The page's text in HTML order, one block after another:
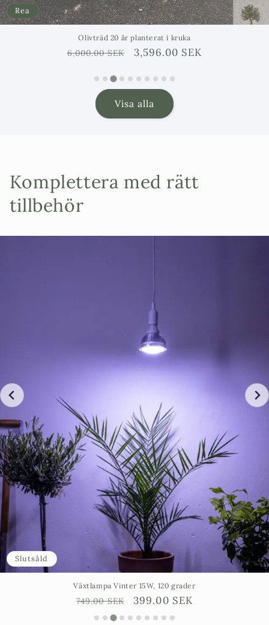
Rea
Olivträd 20 år planterat i kruka
Ordinarie
6,000.00 SEK Försäljningspris
3,596.00 SEK
Visa alla
Komplettera med rätt
tillbehör
Slutsåld
Växtlampa Vinter 15W, 120 grader
Ordinarie
pris
749.00 SEK Försäljningspris
399.00 SEK